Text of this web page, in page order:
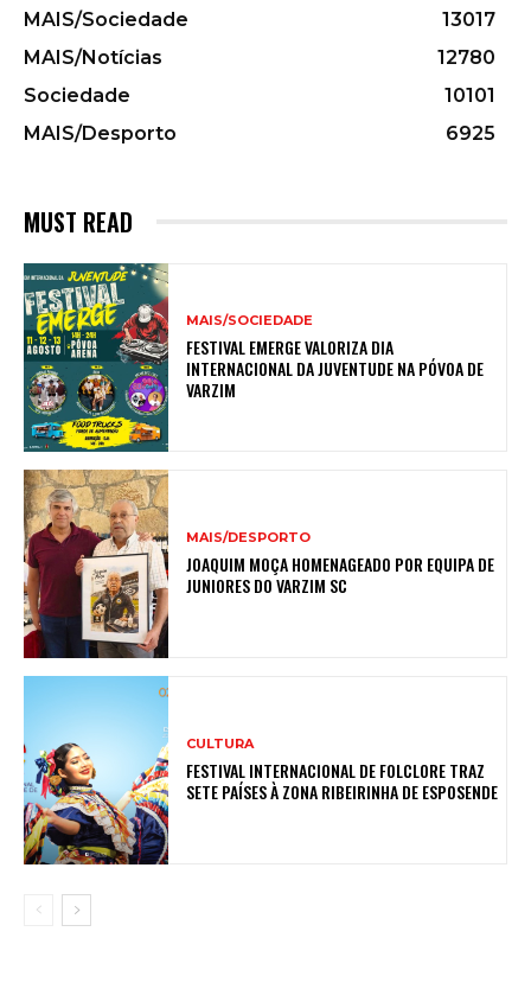
MAIS/Sociedade
13017
MAIS/Notícias
12780
Sociedade
10101
MAIS/Desporto
6925
MUST READ
MAIS/SOCIEDADE
FESTIVAL EMERGE VALORIZA DIA
INTERNACIONAL DA JUVENTUDE NA PÓVOA DE
VARZIM
MAIS/DESPORTO
JOAQUIM MOÇA HOMENAGEADO POR EQUIPA DE
JUNIORES DO VARZIM SC
CULTURA
FESTIVAL INTERNACIONAL DE FOLCLORE TRAZ
SETE PAÍSES À ZONA RIBEIRINHA DE ESPOSENDE